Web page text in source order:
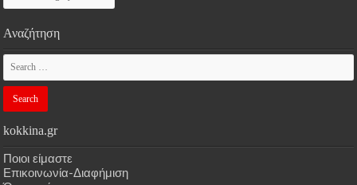
Αναζήτηση
kokkina.gr
Ποιοι είμαστε
Επικοινωνία-Διαφήμιση